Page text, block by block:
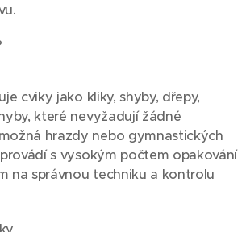
cviky jako kliky, shyby, dřepy,
které nevyžadují žádné
hrazdy nebo gymnastických
s vysokým počtem opakování
na správnou techniku a kontrolu